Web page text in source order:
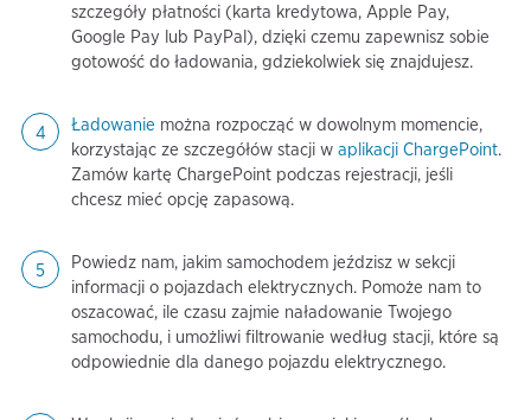
szczegóły płatności (karta kredytowa, Apple Pay,
Google Pay lub PayPal), dzięki czemu zapewnisz sobie
gotowość do ładowania, gdziekolwiek się znajdujesz.
Ładowanie można rozpocząć w dowolnym momencie,
korzystając ze szczegółów stacji w aplikacji ChargePoint.
Zamów kartę ChargePoint podczas rejestracji, jeśli
chcesz mieć opcję zapasową.
Powiedz nam, jakim samochodem jeździsz w sekcji
informacji o pojazdach elektrycznych. Pomoże nam to
oszacować, ile czasu zajmie naładowanie Twojego
samochodu, i umożliwi filtrowanie według stacji, które są
odpowiednie dla danego pojazdu elektrycznego.